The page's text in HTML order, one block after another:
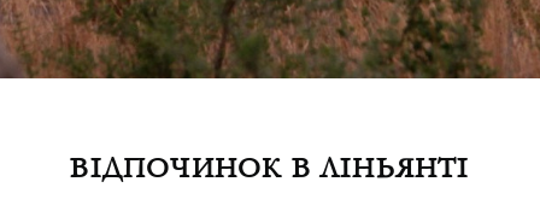
ВІДПОЧИНОК В ЛІНЬЯНТІ